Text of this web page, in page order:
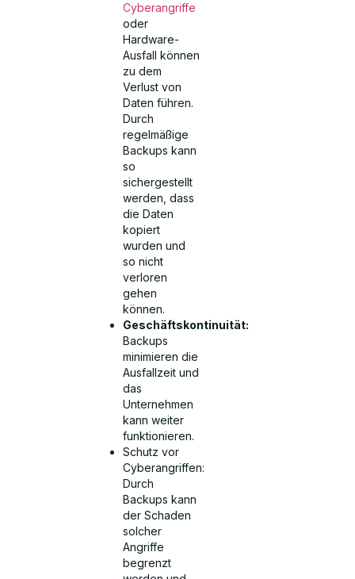
Cyberangriffe
oder
Hardware-
Ausfall können
zu dem
Verlust von
Daten führen.
Durch
regelmäßige
Backups kann
so
sichergestellt
werden, dass
die Daten
kopiert
wurden und
so nicht
verloren
gehen
können.
Geschäftskontinuität:
Backups
minimieren die
Ausfallzeit und
das
Unternehmen
kann weiter
funktionieren.
Schutz vor
Cyberangriffen:
Durch
Backups kann
der Schaden
solcher
Angriffe
begrenzt